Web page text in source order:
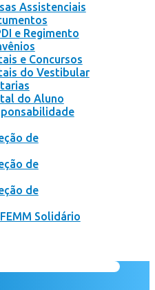
Assistenciais
e Regimento
e Concursos
do Vestibular
do Aluno
de
de
de
Solidário